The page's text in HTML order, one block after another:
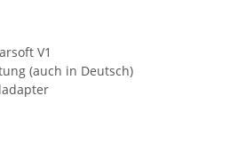
V1
(auch in Deutsch)